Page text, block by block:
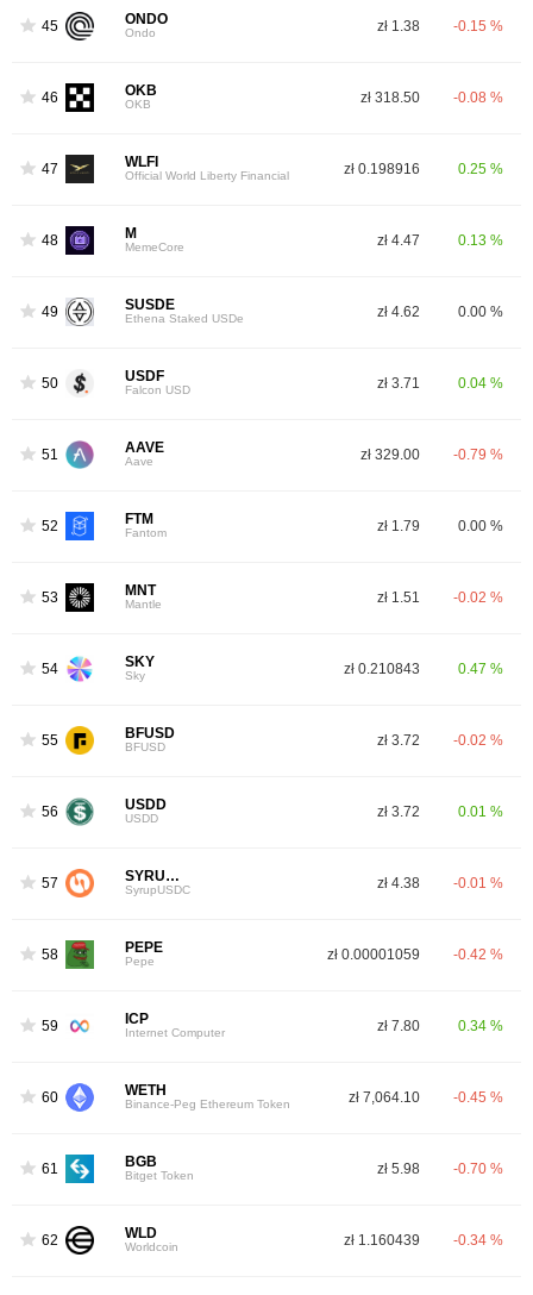
45 ONDO
Ondo zł 1.38 -0.15 %
46 OKB
OKB zł 318.50 -0.08 %
47 WLFI
Official World Liberty Financial zł 0.198916 0.25 %
48 M
MemeCore zł 4.47 0.13 %
49 SUSDE
Ethena Staked USDe zł 4.62 0.00 %
50 USDF
Falcon USD zł 3.71 0.04 %
51 AAVE
Aave zł 329.00 -0.79 %
52 FTM
Fantom zł 1.79 0.00 %
53 MNT
Mantle zł 1.51 -0.02 %
54 SKY
Sky zł 0.210843 0.47 %
55 BFUSD
BFUSD zł 3.72 -0.02 %
56 USDD
USDD zł 3.72 0.01 %
57 SYRUPUSDC
SyrupUSDC zł 4.38 -0.01 %
58 PEPE
Pepe zł 0.00001059 -0.42 %
59 ICP
Internet Computer zł 7.80 0.34 %
60 WETH
Binance-Peg Ethereum Token zł 7,064.10 -0.45 %
61 BGB
Bitget Token zł 5.98 -0.70 %
62 WLD
Worldcoin zł 1.160439 -0.34 %